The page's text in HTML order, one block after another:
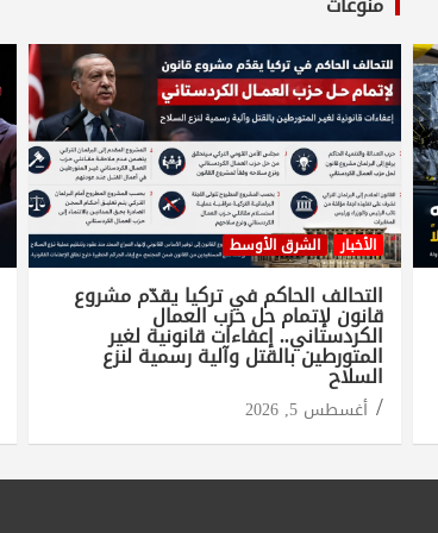
الأخبار الشرق الأوسط
التحالف الحاكم في تركيا يقدّم مشروع
قانون لإتمام حل حزب العمال
الكردستاني.. إعفاءات قانونية لغير
المتورطين بالقتل وآلية رسمية لنزع
السلاح
أغسطس 5, 2026